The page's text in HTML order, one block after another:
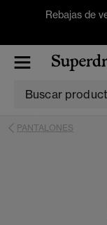
Rebajas de
PANTALONES